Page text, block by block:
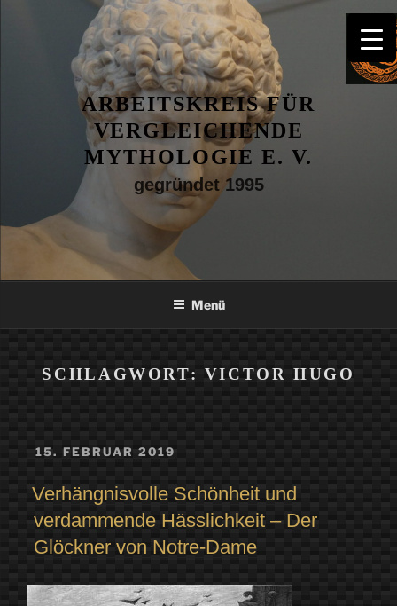
ARBEITSKREIS FÜR
VERGLEICHENDE
MYTHOLOGIE E. V.
gegründet 1995
Menü
SCHLAGWORT: VICTOR HUGO
VERÖFFENTLICHT
15. FEBRUAR 2019
Verhängnisvolle Schönheit und
verdammende Hässlichkeit – Der
Glöckner von Notre-Dame